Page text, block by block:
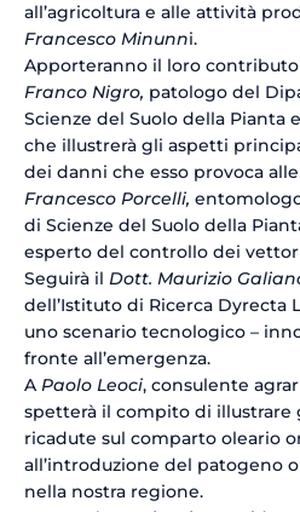
all’agricoltura e alle attività
Francesco Minunni.
Apporteranno il loro
Franco Nigro, patologo del
Scienze del Suolo della Pianta
che illustrerà gli aspetti
dei danni che esso provoca
Francesco Porcelli,
di Scienze del Suolo della
esperto del controllo dei
Seguirà il Dott. Maurizio
dell’Istituto di Ricerca Dyrecta
uno scenario tecnologico –
fronte all’emergenza.
A Paolo Leoci, consulente
spetterà il compito di illustrare
ricadute sul comparto oleario
all’introduzione del patogeno
nella nostra regione.